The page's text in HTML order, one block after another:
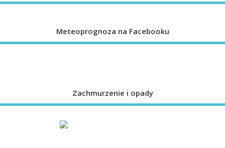
Meteoprognoza na Facebooku
Zachmurzenie i opady